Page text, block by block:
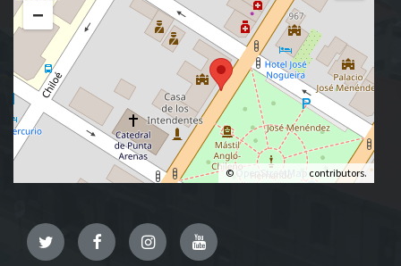
−
© OpenStreetMap contributors.
TwitterFacebookInstagramYouTube